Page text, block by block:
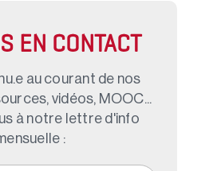
EN CONTACT
au courant de nos
vidéos, MOOC...
à notre lettre d'info
: